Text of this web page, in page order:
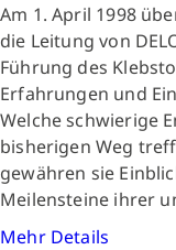
Am 1. April 1998
die Leitung von
Führung des
Erfahrungen und
Welche schwierige
bisherigen Weg
gewähren sie
Meilensteine ihrer
Mehr Details